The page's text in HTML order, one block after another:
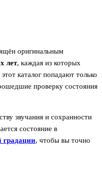
оригинальным
лет, каждая из которых
каталог попадают только
проверку состояния
звучания и сохранности
состояние в
градации, чтобы вы точно